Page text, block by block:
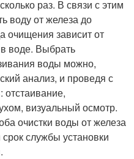
раз. В связи с этим
воду от железа до
очищения зависит от
воде. Выбрать
воды можно,
анализ, и проведя с
отстаивание,
визуальный осмотр.
очистки воды от железа
службы установки